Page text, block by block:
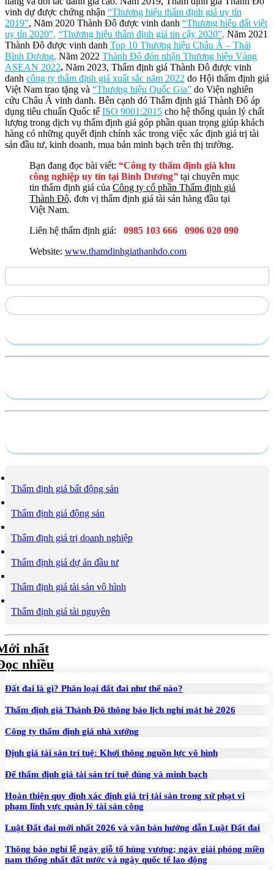
vinh dự được chứng nhận “Thương hiệu thẩm định giá uy tín
2019”, Năm 2020 Thành Đô được vinh danh “Thương hiệu đất việt
uy tín 2020”, “Thương hiệu thẩm định giá tin cậy 2020”, Năm 2021
Thành Đô được vinh danh Top 10 Thương hiệu Châu Á – Thái
Bình Dương, Năm 2022 Thành Đô đón nhận Thương hiệu Vàng
ASEAN 2022. Năm 2023, Thẩm định giá Thành Đô được vinh
danh công ty thẩm định giá xuất sắc năm 2022 do Hội thẩm định giá
Việt Nam trao tặng và “Thương hiệu Quốc Gia” do Viện nghiên
cứu Châu Á vinh danh. Bên cạnh đó Thẩm định giá Thành Đô áp
dụng tiêu chuẩn Quốc tế ISO 9001:2015 cho hệ thống quản lý chất
lượng trong dịch vụ thẩm định giá góp phần quan trọng giúp khách
hàng có những quyết định chính xác trong việc xác định giá trị tài
sản đầu tư, kinh doanh, mua bán minh bạch trên thị trường.
Bạn đang đọc bài viết: “Công ty thẩm định giá khu
công nghiệp uy tín tại Bình Dương” tại chuyên mục
tin thẩm định giá của Công ty cổ phần Thẩm định giá
Thành Đô, đơn vị thẩm định giá tài sản hàng đầu tại
Việt Nam.
Liên hệ thẩm định giá:
0985 103 666
0906 020 090
Website: www.thamdinhgiathanhdo.com
Thẩm định giá bất động sản
Thẩm định giá động sản
Thẩm định giá trị doanh nghiệp
Thẩm định giá dự án đầu tư
Thẩm định giá tài sản vô hình
Thẩm định giá tài nguyên
nhất
nhiều
Đất đai là gì? Phân loại đất đai như thế nào?
Thẩm định giá Thành Đô thông báo lịch nghỉ mát hè 2026
Công ty thẩm định giá nhà xưởng
Định giá tài sản trí tuệ: Khơi thông nguồn lực vô hình
Để thẩm định giá tài sản trí tuệ đúng và minh bạch
Hoàn thiện quy định xác định giá trị tài sản trong xử phạt vi
phạm lĩnh vực quản lý tài sản công
Luật Đất đai mới nhất 2026 và văn bản hướng dẫn Luật Đất đai
Thông báo nghỉ lễ ngày giỗ tổ hùng vương; ngày giải phóng miền
nam thống nhất đất nước và ngày quốc tế lao động